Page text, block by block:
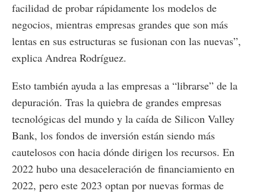
facilidad de probar rápidamente los modelos de
negocios, mientras empresas grandes que son más
lentas en sus estructuras se fusionan con las nuevas”,
explica Andrea Rodríguez.
Esto también ayuda a las empresas a “librarse” de la
depuración. Tras la quiebra de grandes empresas
tecnológicas del mundo y la caída de Silicon Valley
Bank, los fondos de inversión están siendo más
cautelosos con hacia dónde dirigen los recursos. En
2022 hubo una desaceleración de financiamiento en
2022, pero este 2023 optan por nuevas formas de